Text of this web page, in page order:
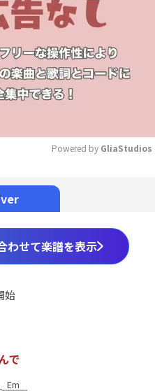
Powered by GliaStudios
わせて楽譜を表示
始
で
Em